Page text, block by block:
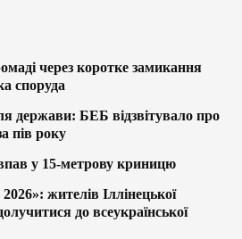
через коротке замикання
споруда
держави: БЕБ відзвітувало про
пів року
у 15-метрову криницю
жителів Іллінецької
до всеукраїнської